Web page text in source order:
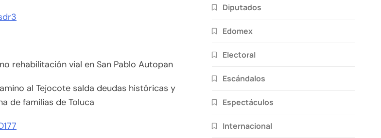
rehabilitación vial en San Pablo Autopan
al Tejocote salda deudas históricas y
de familias de Toluca
Diputados
Edomex
Electoral
Escándalos
Espectáculos
Internacional